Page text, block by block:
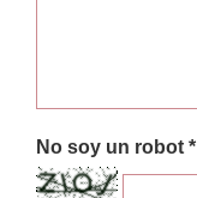
No soy un robot *